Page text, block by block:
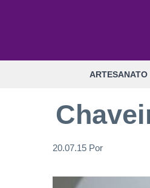
ARTESANATO
20.07.15 Por